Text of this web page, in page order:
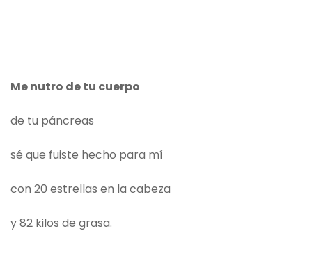
Me nutro de tu cuerpo
de tu páncreas
sé que fuiste hecho para mí
con 20 estrellas en la cabeza
y 82 kilos de grasa.